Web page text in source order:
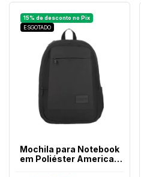
ESGOTADO
Mochila para Notebook
em Poliéster American